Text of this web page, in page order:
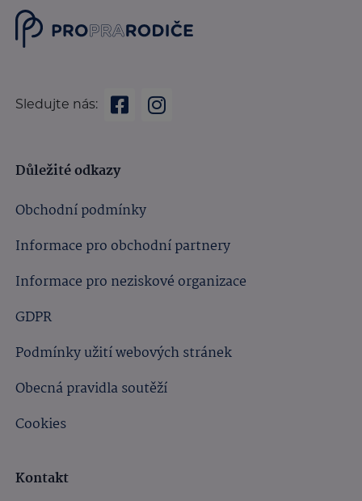
Sledujte nás:
Důležité odkazy
Obchodní podmínky
Informace pro obchodní partnery
Informace pro neziskové organizace
GDPR
Podmínky užití webových stránek
Obecná pravidla soutěží
Cookies
Kontakt